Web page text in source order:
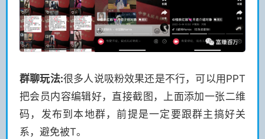
群聊玩法:很多人说吸粉效果还是不行，可以用PPT
把会员内容编辑好，直接截图，上面添加一张二维
码，发布到本地群，前提是一定要跟群主搞好关
系，避免被T。